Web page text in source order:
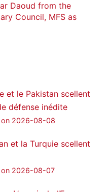
Daoud from the
Council, MFS as
Bretagne a retweeté
· 24 Jan 2025
Öcalan meeting
et le Pakistan scellent
défense inédite
on 2026-08-08
et la Turquie scellent
on 2026-08-07